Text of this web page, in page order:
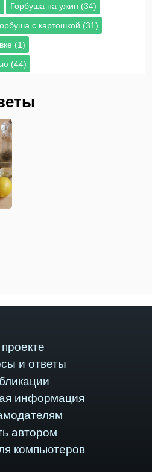
Горбуша на ужин (34)
с картошкой (31)
(1)
(44)
и ответы
информация
автором
компьютеров